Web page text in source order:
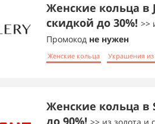
Женские кольца в
скидкой до 30%! >>
Промокод не нужен
Женские кольца Украшения из
Женские кольца в
до 90%!